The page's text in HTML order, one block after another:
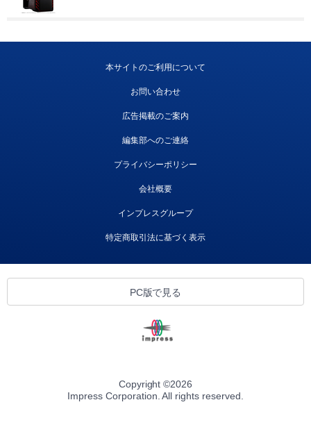
本サイトのご利用について
お問い合わせ
広告掲載のご案内
編集部へのご連絡
プライバシーポリシー
会社概要
インプレスグループ
特定商取引法に基づく表示
PC版で見る
Copyright ©2026
Impress Corporation. All rights reserved.